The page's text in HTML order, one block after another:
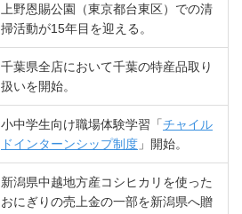
上野恩賜公園（東京都台東区）での清
掃活動が15年目を迎える。
千葉県全店において千葉の特産品取り
扱いを開始。
小中学生向け職場体験学習「チャイル
ドインターンシップ制度 」開始。
新潟県中越地方産コシヒカリを使った
おにぎりの売上金の一部を新潟県へ贈